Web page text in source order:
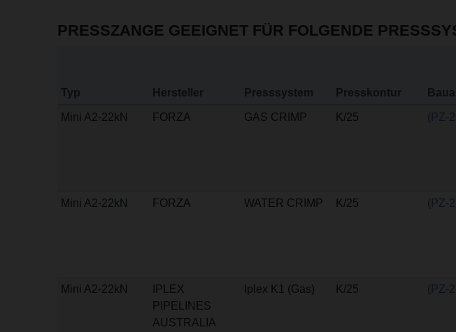
PRESSZANGE GEEIGNET FÜR FOLGENDE
Typ Hersteller Presssystem Presskontur
Mini A2-22kN FORZA GAS CRIMP K/25 (PZ-
Mini A2-22kN FORZA WATER CRIMP K/25 (PZ-
Mini A2-22kN
IPLEX
PIPELINES
AUSTRALIA
Iplex K1 (Gas) K/25 (PZ-